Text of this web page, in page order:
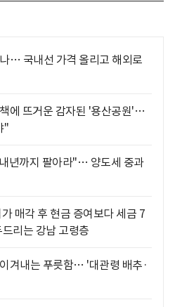
… 국내선 가격 올리고 해외로
에 뜨거운 감자된 '용산공원'…
"
년까지 팔아라"… 양도세 중과
매각 후 현금 증여보다 세금 7
리는 강남 고령층
겨내는 푸릇함… '대관령 배추·